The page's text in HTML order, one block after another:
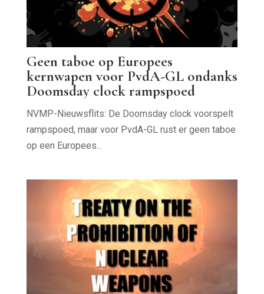
Geen taboe op Europees
kernwapen voor PvdA-GL ondanks
Doomsday clock rampspoed
NVMP-Nieuwsflits: De Doomsday clock voorspelt
rampspoed, maar voor PvdA-GL rust er geen taboe
op een Europees...